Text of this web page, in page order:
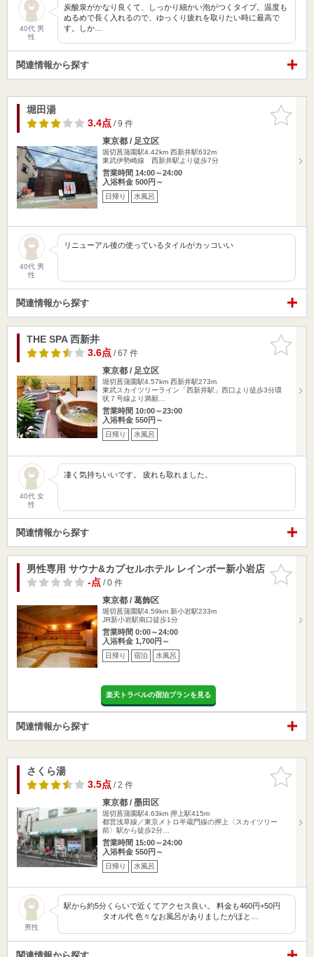
40代 男
性
炭酸泉がかなり良くて、しっかり細かい泡がつくタイプ。温度も
ぬるめで長く入れるので、ゆっくり疲れを取りたい時に最高で
す。しか…
関連情報から探す
お気に入
りに追加
堀田湯
3.4点/ 9 件
東京都 / 足立区
堀切菖蒲園駅4.42km 西新井駅632m
東武伊勢崎線 西新井駅より徒歩7分
営業時間 14:00～24:00
入浴料金 500円～
日帰り 水風呂
40代 男
性
リニューアル後の使っているタイルがカッコいい
関連情報から探す
お気に入
りに追加
THE SPA 西新井
3.6点/ 67 件
東京都 / 足立区
堀切菖蒲園駅4.57km 西新井駅273m
東武スカイツリーライン「西新井駅」西口より徒歩3分環
状７号線より満願…
営業時間 10:00～23:00
入浴料金 550円～
日帰り 水風呂
40代 女
性
凄く気持ちいいです。 疲れも取れました。
関連情報から探す
お気に入
りに追加
男性専用 サウナ&カプセルホテル レインボー新小岩店
-点/ 0 件
東京都 / 葛飾区
堀切菖蒲園駅4.59km 新小岩駅233m
JR新小岩駅南口徒歩1分
営業時間 0:00～24:00
入浴料金 1,700円～
日帰り 宿泊 水風呂
楽天トラベルの宿泊プランを見る
関連情報から探す
お気に入
りに追加
さくら湯
3.5点/ 2 件
東京都 / 墨田区
堀切菖蒲園駅4.63km 押上駅415m
都営浅草線／東京メトロ半蔵門線の押上〈スカイツリー
前〉駅から徒歩2分…
営業時間 15:00～24:00
入浴料金 550円～
日帰り 水風呂
男性
駅から約5分くらいで近くてアクセス良い。 料金も460円+50円
タオル代 色々なお風呂がありましたがほと…